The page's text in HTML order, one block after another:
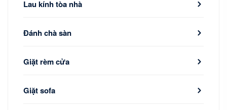
Lau kính tòa nhà
Đánh chà sàn
Giặt rèm cửa
Giặt sofa